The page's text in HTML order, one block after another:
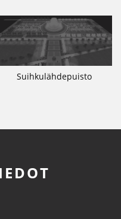
Suihkulähdepuisto